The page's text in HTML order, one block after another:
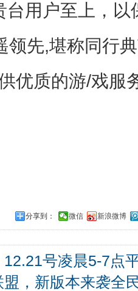
台用户至上，
领先,堪称同行
优质的游/戏服
分享到： 微信 新浪微博
号凌晨5-7点
盟，新版本来袭全